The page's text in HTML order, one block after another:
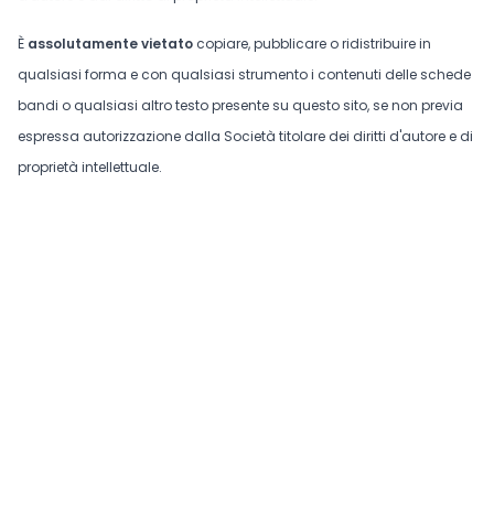
È assolutamente vietato copiare, pubblicare o ridistribuire in
qualsiasi forma e con qualsiasi strumento i contenuti delle schede
bandi o qualsiasi altro testo presente su questo sito, se non previa
espressa autorizzazione dalla Società titolare dei diritti d'autore e di
proprietà intellettuale.